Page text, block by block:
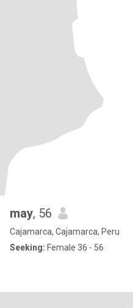
may, 56
Cajamarca, Cajamarca, Peru
Seeking: Female 36 - 56